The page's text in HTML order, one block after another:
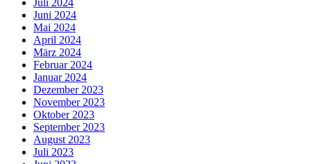
Juni 2024
Mai 2024
April 2024
März 2024
Februar 2024
Januar 2024
Dezember 2023
November 2023
Oktober 2023
September 2023
August 2023
Juli 2023